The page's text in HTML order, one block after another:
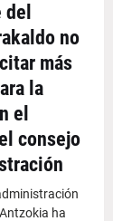
no
más
la
el
consejo
ha